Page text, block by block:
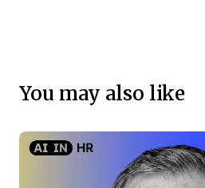
You may also like